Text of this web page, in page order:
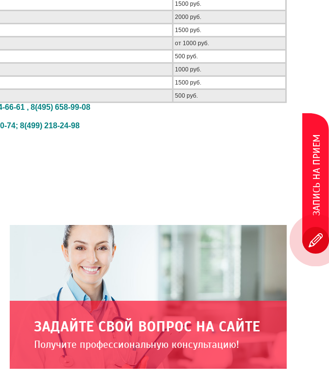
1500 руб.
2000 руб.
1500 руб.
от 1000 руб.
500 руб.
1000 руб.
1500 руб.
500 руб.
61 , 8(495) 658-99-08
8(499) 218-24-98
ЗАДАЙТЕ СВОЙ ВОПРОС НА САЙТЕ
Получите профессиональную консультацию!
ЗАПИСЬ НА ПРИЕМ